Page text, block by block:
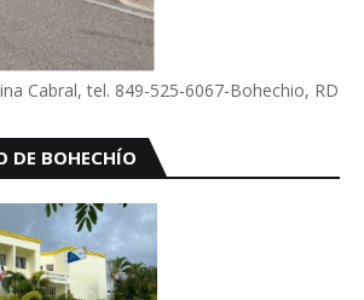
Cabral, tel. 849-525-6067-Bohechio, RD
DE BOHECHÍO